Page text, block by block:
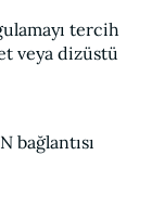
tercih
veya dizüstü
bağlantısı